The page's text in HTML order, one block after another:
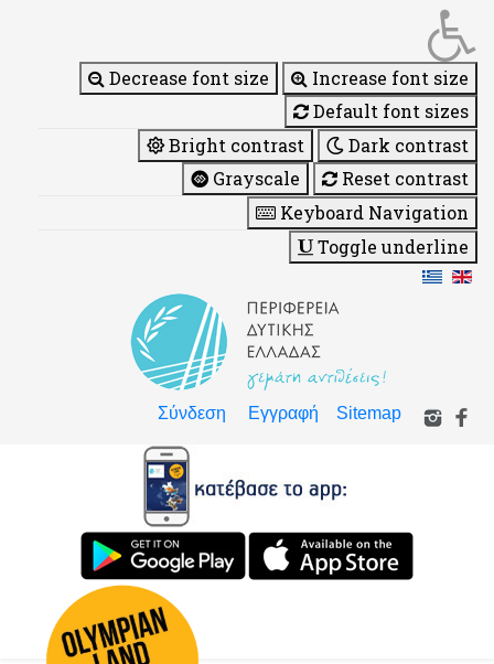
Decrease font size
Increase font size
Default font sizes
Bright contrast
Dark contrast
Grayscale
Reset contrast
Keyboard Navigation
Toggle underline
Σύνδεση Εγγραφή Sitemap